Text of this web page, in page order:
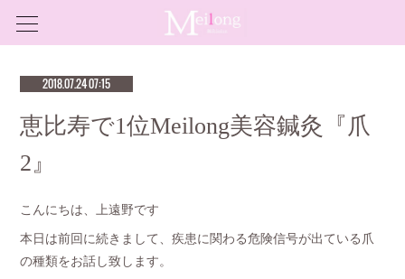
2018.07.24 07:15
恵比寿で1位Meilong美容鍼灸『爪
2』
こんにちは、上遠野です
本日は前回に続きまして、疾患に関わる危険信号が出ている爪
の種類をお話し致します。